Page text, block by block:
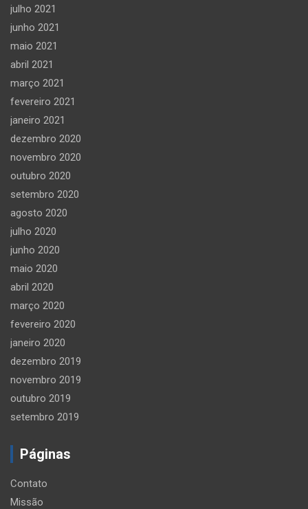
julho 2021
junho 2021
maio 2021
abril 2021
março 2021
fevereiro 2021
janeiro 2021
dezembro 2020
novembro 2020
outubro 2020
setembro 2020
agosto 2020
julho 2020
junho 2020
maio 2020
abril 2020
março 2020
fevereiro 2020
janeiro 2020
dezembro 2019
novembro 2019
outubro 2019
setembro 2019
Páginas
Contato
Missão